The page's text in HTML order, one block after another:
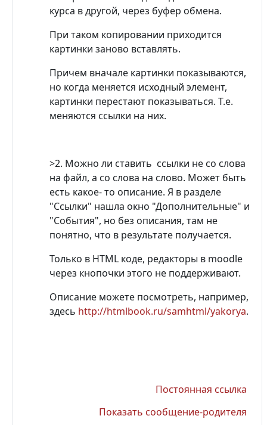
курса в другой, через буфер обмена.
При таком копировании приходится
картинки заново вставлять.
Причем вначале картинки показываются,
но когда меняется исходный элемент,
картинки перестают показываться. Т.е.
меняются ссылки на них.
>2. Можно ли ставить ссылки не со слова
на файл, а со слова на слово. Может быть
есть какое- то описание. Я в разделе
"Ссылки" нашла окно "Дополнительные" и
"События", но без описания, там не
понятно, что в результате получается.
Только в HTML коде, редакторы в moodle
через кнопочки этого не поддерживают.
Описание можете посмотреть, например,
здесь http://htmlbook.ru/samhtml/yakorya.
Постоянная ссылка
Показать сообщение-родителя